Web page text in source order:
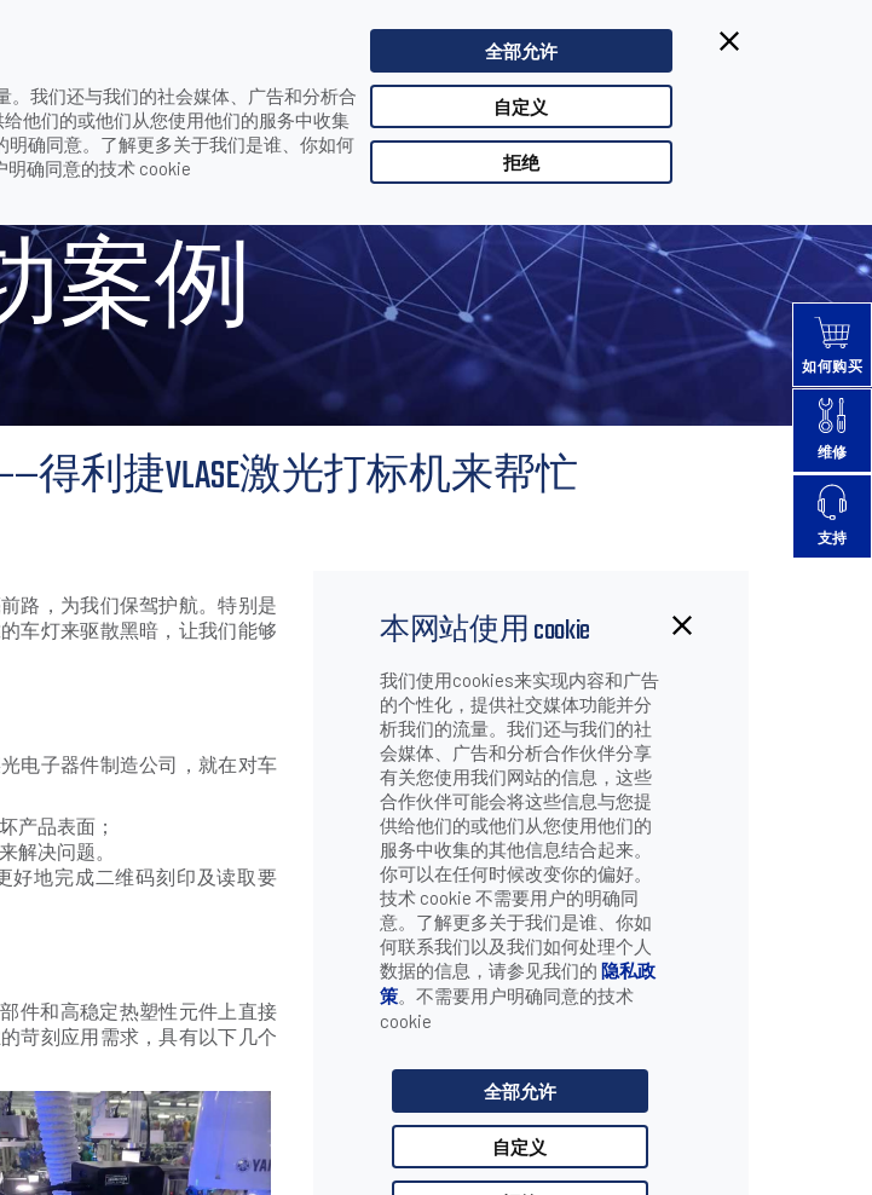
我们还与我们的社会媒体、广告和分析合
他们的或他们从您使用他们的服务中收集
确同意。了解更多关于我们是谁、你如何
明确同意的技术 cookie
全部允许
自定义
拒绝
致电Datalogic得利捷:+65 64351311| Singapore
机来帮忙
案例
利捷VLASE激光打标机来帮忙
路，为我们保驾护航。特别是
车灯来驱散黑暗，让我们能够
电子器件制造公司，就在对车
产品表面；
解决问题。
好地完成二维码刻印及读取要
件和高稳定热塑性元件上直接
苛刻应用需求，具有以下几个
如何购买
维修
支持